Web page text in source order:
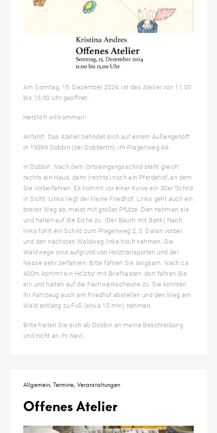
Wenn Mama Fuchs schläft
ISBN 978-3-8369-6349-7
Am Sonntag, 15. Dezember 2024, ist das Atelier von 11.00
bis 15.00 Uhr geöffnet.
Herzlich willkommen!
Anfahrt: Das Atelier befindet sich auf einem Außengehöft
in 19399 Dobbin (bei Dobbertin), im Plagenweg 4A.
In Dobbin: Nach dem Ortseingangsschild steht gleich
rechts ein Haus, dann (rechts) noch ein Pferdehof, an dem
Sie vorbeifahren. Es kommt vor einer Kurve ein 30er Schild
in Sicht. Links liegt der kleine Friedhof. Links geht auch ein
breiter Weg ab, meist mit großer Pfütze. Den nehmen sie
und halten auf die Eiche zu. (Der Baum mit Bank) Nach
links führt ein Schild zum Plagenweg 2, 3. Daran vorbei
und den nächsten Waldweg links hoch nehmen. Die
Waldwege sind aufgrund von Holztransporten und der
Nässe sehr zerfahren. Bitte fahren Sie langsam. Nach ca.
400m kommt ein Holztor mit Briefkasten, dort fahren Sie
ein und halten auf die Fachwerkscheune zu. Sie könnten
Ihr Fahrzeug auch am Friedhof abstellen und den Weg am
Wald entlang zu Fuß (etwa 10 min) nehmen.
Bitte halten Sie sich ab Dobbin an meine Beschreibung
und nicht an Ihr Navi.
Allgemein Termine Veranstaltungen
Offenes Atelier